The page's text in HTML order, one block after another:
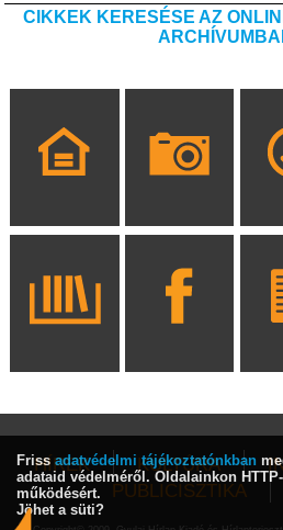
CIKKEK KERESÉSE AZ
HÍREK KULTÚRA
PUBLICISZTIKA
Friss adatvédelmi tájékoztatónkban
adataid védelméről. Oldalainkon
működésért.
Jöhet a süti?